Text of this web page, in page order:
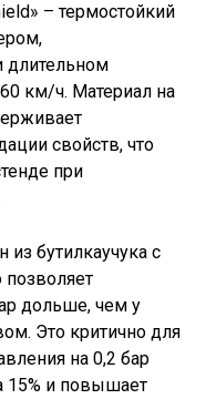
– термостойкий
длительном
км/ч. Материал на
свойств, что
при
бутилкаучука с
позволяет
дольше, чем у
Это критично для
на 0,2 бар
15% и повышает